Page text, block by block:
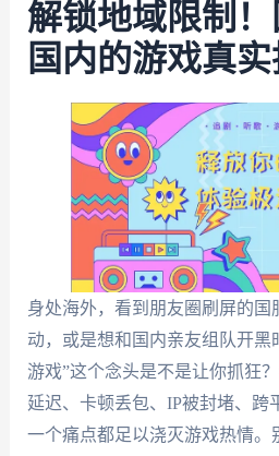
解锁地域限制
国内的游戏真
身处海外，看到朋友圈刷屏的国
动，或是想和国内亲友组队开黑
游戏”这个念头是不是让你抓狂
延迟、卡顿丢包、IP被封堵、
一个痛点都足以浇灭游戏热情。